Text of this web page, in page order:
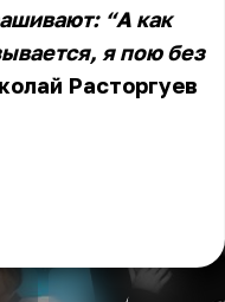
“А как
я пою без
Расторгуев